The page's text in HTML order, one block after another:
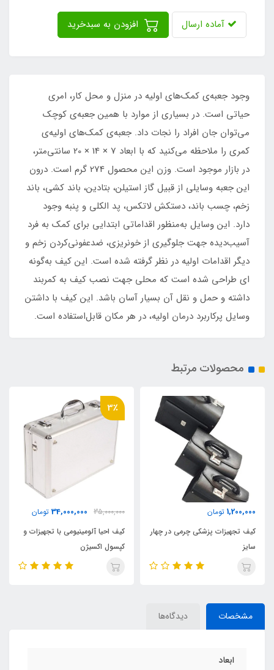
آماده ارسال
وجود جعبه‌ی کمک‌های اولیه در منزل و محل کار، امری
حیاتی است. در بسیاری از موارد با همین جعبه‌ی کوچک
می‌توان جان افراد را نجات داد. جعبه‌ی کمک‌های اولیه‌ی
کمری را ملاحظه می‌کنید که با ابعاد 7 × 14 × 20 سانتی‌متر،
در بازار موجود است. وزن این محصول 274 گرم است. درون
این جعبه وسایلی از قبیل گاز استیلن، بتادین، باند کشی، باند
زخم، چسب باند، دستکش لاتکس، پد الکلی و پنبه وجود
دارد. این وسایل به‌منظور اقداماتی ابتدایی برای کمک به فرد
آسیب‌دیده جهت جلوگیری از خونریزی، ضدعفونی‌کردن زخم و
دیگر اقدامات اولیه در نظر گرفته شده است. این کیف به‌گونه
ای طراحی شده است که محلی جهت نصب کیف به کمربند
داشته و حمل و نقل آن بسیار آسان باشد. این کیف با داشتن
وسایل پرکاربرد درمان اولیه، در هر مکان قابل‌استفاده است.
محصولات مرتبط
1,200,000 تومان
کیف تجهیزات پزشکی چرمی در چهار
سایز
3٪
35,000,000
34,000,000 تومان
کیف احیا آلومینیومی‌ با تجهیزات و
کپسول اکسیژن
مشخصات دیدگاه‌ها
ابعاد